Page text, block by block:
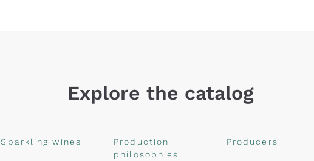
Explore the catalog
Sparkling wines
Production
philosophies
Producers